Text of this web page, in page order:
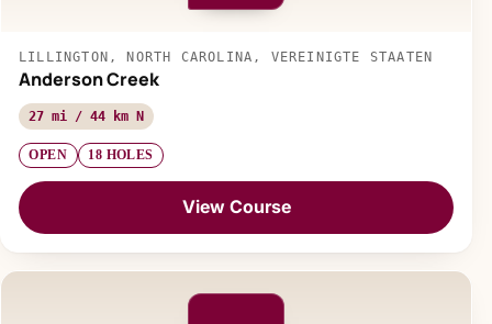
LILLINGTON, NORTH CAROLINA, VEREINIGTE STAATEN
Anderson Creek
27 mi / 44 km N
OPEN 18 HOLES
View Course